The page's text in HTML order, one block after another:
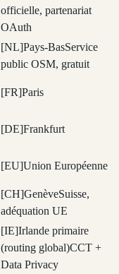
officielle, partenariat
OAuth
[NL]Pays-BasService
public OSM, gratuit
[FR]Paris
[DE]Frankfurt
[EU]Union Européenne
[CH]GenèveSuisse,
adéquation UE
[IE]Irlande primaire
(routing global)CCT +
Data Privacy